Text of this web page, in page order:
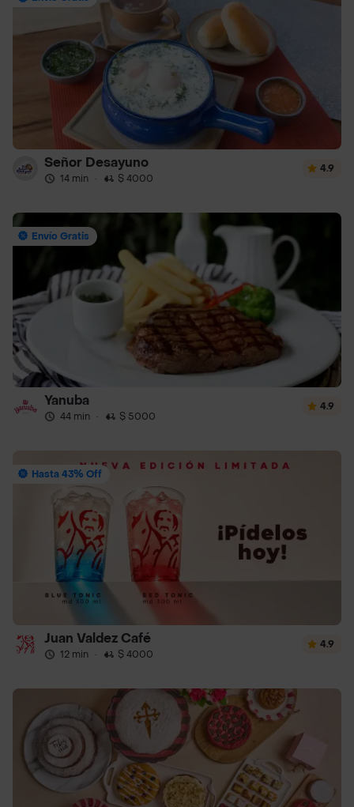
Señor Desayuno
14 min · $ 4000
4.9
Envío Gratis
Yanuba
44 min · $ 5000
4.9
Hasta 43% Off
Juan Valdez Café
12 min · $ 4000
4.9